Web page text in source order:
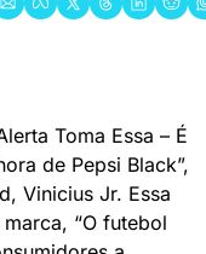
Toma Essa – É
de Pepsi Black”,
Vinicius Jr. Essa
“O futebol